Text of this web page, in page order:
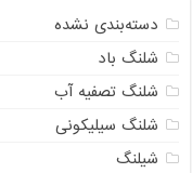
دسته‌بندی نشده
شلنگ باد
شلنگ تصفیه آب
شلنگ سیلیکونی
شیلنگ